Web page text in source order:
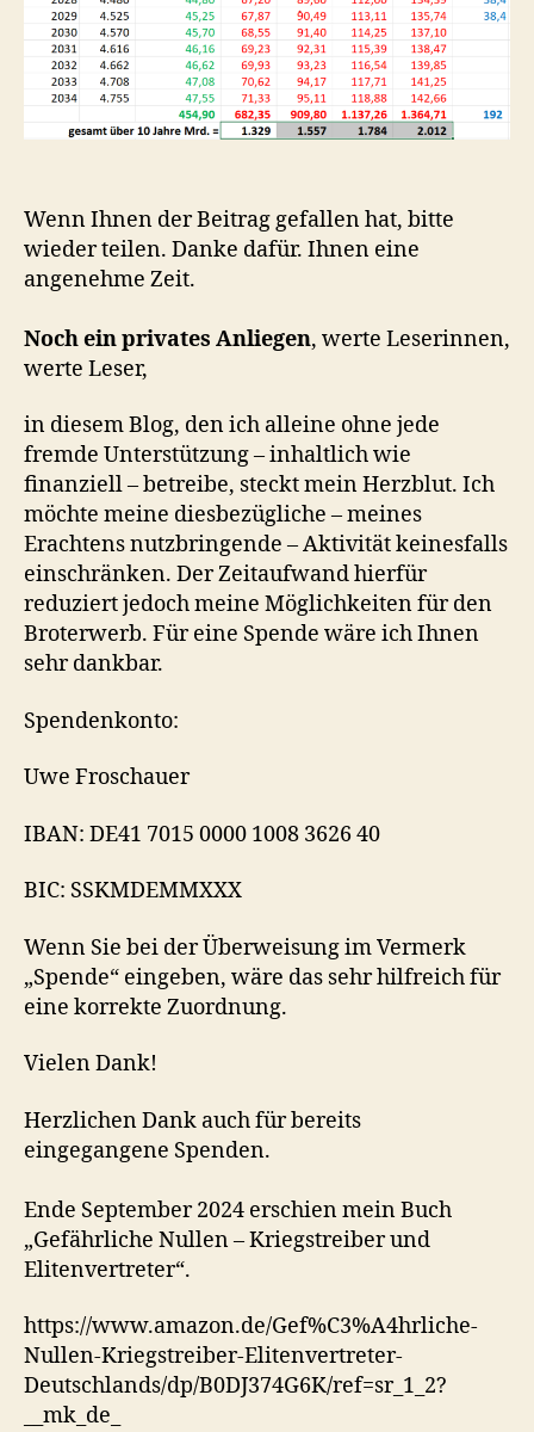
Wenn Ihnen der Beitrag gefallen hat, bitte
wieder teilen. Danke dafür. Ihnen eine
angenehme Zeit.
Noch ein privates Anliegen, werte Leserinnen,
werte Leser,
in diesem Blog, den ich alleine ohne jede
fremde Unterstützung – inhaltlich wie
finanziell – betreibe, steckt mein Herzblut. Ich
möchte meine diesbezügliche – meines
Erachtens nutzbringende – Aktivität keinesfalls
einschränken. Der Zeitaufwand hierfür
reduziert jedoch meine Möglichkeiten für den
Broterwerb. Für eine Spende wäre ich Ihnen
sehr dankbar.
Spendenkonto:
Uwe Froschauer
IBAN: DE41 7015 0000 1008 3626 40
BIC: SSKMDEMMXXX
Wenn Sie bei der Überweisung im Vermerk
„Spende“ eingeben, wäre das sehr hilfreich für
eine korrekte Zuordnung.
Vielen Dank!
Herzlichen Dank auch für bereits
eingegangene Spenden.
Ende September 2024 erschien mein Buch
„Gefährliche Nullen – Kriegstreiber und
Elitenvertreter“.
https://www.amazon.de/Gef%C3%A4hrliche-
Nullen-Kriegstreiber-Elitenvertreter-
Deutschlands/dp/B0DJ374G6K/ref=sr_1_2?
__mk_de_